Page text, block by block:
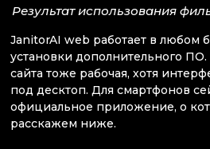
Результат использования
JanitorAI web работает в любом
установки дополнительного
сайта тоже рабочая, хотя
под десктоп. Для смартфонов
официальное приложение, о
расскажем ниже.